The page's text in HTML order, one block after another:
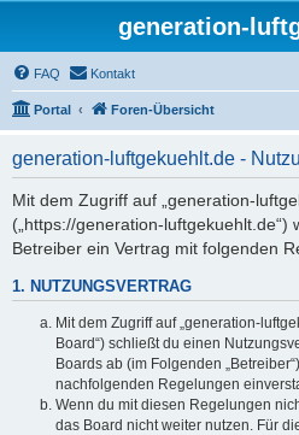
generation-
FAQ Kontakt
Portal Foren-Übersicht
generation-luftgekuehlt.de -
Mit dem Zugriff auf „generation-
(„https://generation-luftgekuehlt.de“)
Betreiber ein Vertrag mit folgenden
1. NUTZUNGSVERTRAG
Mit dem Zugriff auf „generation-
Board“) schließt du einen
Boards ab (im Folgenden
nachfolgenden Regelungen
Wenn du mit diesen Regelungen
das Board nicht weiter nutzen. Für